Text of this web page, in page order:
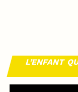
L’ENFANT